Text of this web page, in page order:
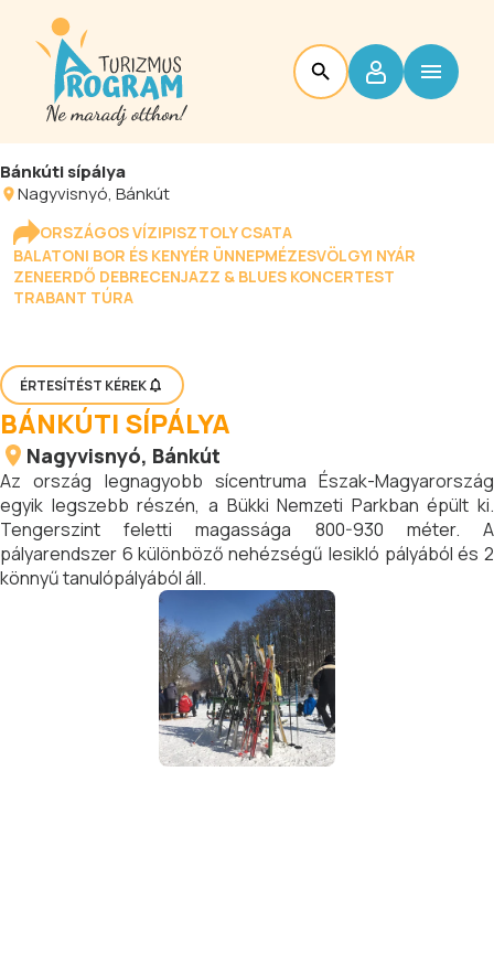
Bánkúti sípálya
Nagyvisnyó, Bánkút
ORSZÁGOS VÍZIPISZTOLY CSATA
BALATONI BOR ÉS KENYÉR ÜNNEPMÉZESVÖLGYI NYÁR
ZENEERDŐ DEBRECENJAZZ & BLUES KONCERTEST
TRABANT TÚRA
ÉRTESÍTÉST KÉREK
BÁNKÚTI SÍPÁLYA
Nagyvisnyó, Bánkút
Az ország legnagyobb sícentruma Észak-Magyarország
egyik legszebb részén, a Bükki Nemzeti Parkban épült ki.
Tengerszint feletti magassága 800-930 méter. A
pályarendszer 6 különböző nehézségű lesikló pályából és 2
könnyű tanulópályából áll.